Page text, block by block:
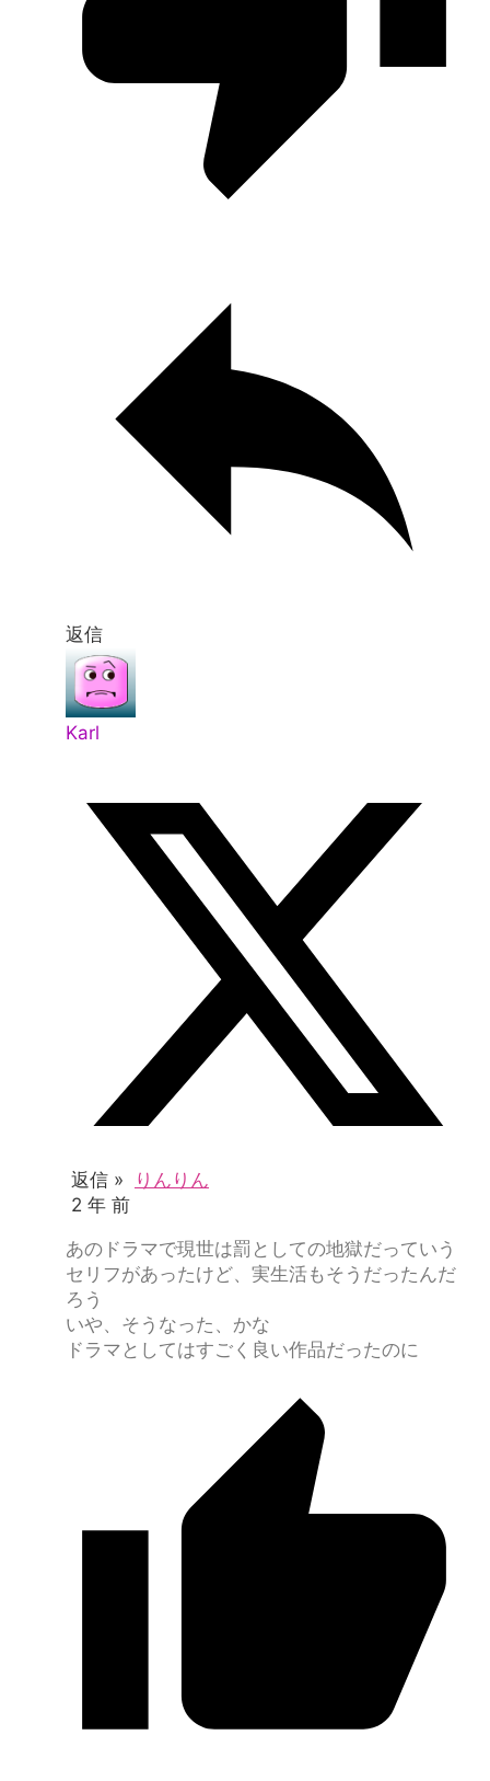
返信
Karl
返信 »
りんりん
2 年 前
あのドラマで現世は罰としての地獄だっていう
セリフがあったけど、実生活もそうだったんだ
ろう
いや、そうなった、かな
ドラマとしてはすごく良い作品だったのに